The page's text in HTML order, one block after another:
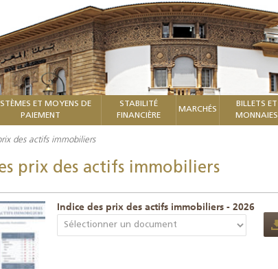
ET MOYENS DE
PAIEMENT
STABILITÉ
FINANCIÈRE
MARCHÉS
BILLETS ET
MONNAIES
des actifs immobiliers
prix des actifs immobiliers
Indice des prix des actifs immobiliers - 2026